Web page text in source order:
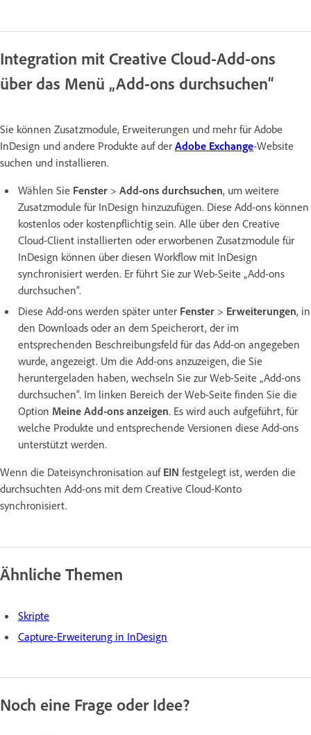
Integration mit Creative Cloud-Add-ons
über das Menü „Add-ons durchsuchen“
Sie können Zusatzmodule, Erweiterungen und mehr für Adobe
InDesign und andere Produkte auf der Adobe Exchange-Website
suchen und installieren.
Wählen Sie Fenster > Add-ons durchsuchen, um weitere
Zusatzmodule für InDesign hinzuzufügen. Diese Add-ons können
kostenlos oder kostenpflichtig sein. Alle über den Creative
Cloud-Client installierten oder erworbenen Zusatzmodule für
InDesign können über diesen Workflow mit InDesign
synchronisiert werden. Er führt Sie zur Web-Seite „Add-ons
durchsuchen“.
Diese Add-ons werden später unter Fenster > Erweiterungen, in
den Downloads oder an dem Speicherort, der im
entsprechenden Beschreibungsfeld für das Add-on angegeben
wurde, angezeigt. Um die Add-ons anzuzeigen, die Sie
heruntergeladen haben, wechseln Sie zur Web-Seite „Add-ons
durchsuchen“. Im linken Bereich der Web-Seite finden Sie die
Option Meine Add-ons anzeigen. Es wird auch aufgeführt, für
welche Produkte und entsprechende Versionen diese Add-ons
unterstützt werden.
Wenn die Dateisynchronisation auf EIN festgelegt ist, werden die
durchsuchten Add-ons mit dem Creative Cloud-Konto
synchronisiert.
Ähnliche Themen
Skripte
Capture-Erweiterung in InDesign
Noch eine Frage oder Idee?